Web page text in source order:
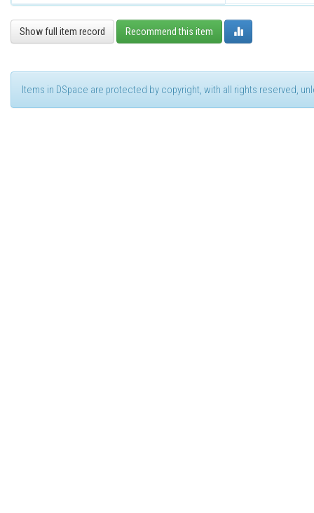
Show full item record Recommend this item
Items in DSpace are protected by copyright, with all rights reserved,